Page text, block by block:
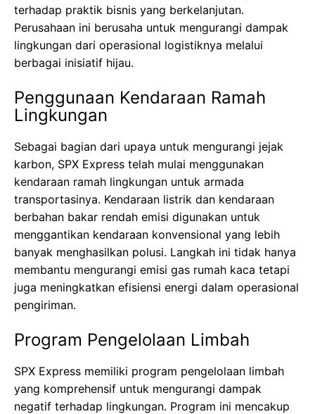
terhadap praktik bisnis yang berkelanjutan.
Perusahaan ini berusaha untuk mengurangi dampak
lingkungan dari operasional logistiknya melalui
berbagai inisiatif hijau.
Penggunaan Kendaraan Ramah
Lingkungan
Sebagai bagian dari upaya untuk mengurangi jejak
karbon, SPX Express telah mulai menggunakan
kendaraan ramah lingkungan untuk armada
transportasinya. Kendaraan listrik dan kendaraan
berbahan bakar rendah emisi digunakan untuk
menggantikan kendaraan konvensional yang lebih
banyak menghasilkan polusi. Langkah ini tidak hanya
membantu mengurangi emisi gas rumah kaca tetapi
juga meningkatkan efisiensi energi dalam operasional
pengiriman.
Program Pengelolaan Limbah
SPX Express memiliki program pengelolaan limbah
yang komprehensif untuk mengurangi dampak
negatif terhadap lingkungan. Program ini mencakup